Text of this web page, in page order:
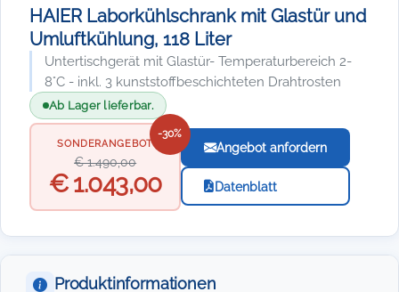
HAIER Laborkühlschrank mit Glastür und
Umluftkühlung, 118 Liter
Untertischgerät mit Glastür- Temperaturbereich 2-
8°C - inkl. 3 kunststoffbeschichteten Drahtrosten
Ab Lager lieferbar.
-30%
SONDERANGEBOT
€ 1.490,00
€ 1.043,00
Angebot anfordern
Datenblatt
Produktinformationen